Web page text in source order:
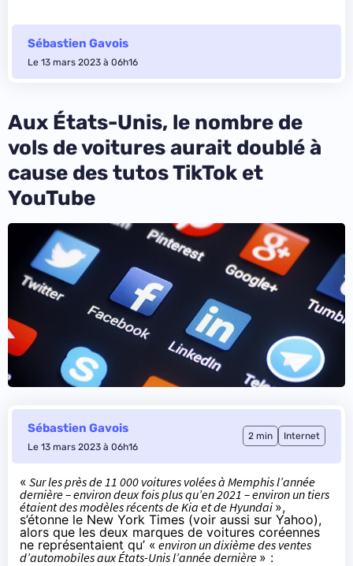
Sébastien Gavois
Le 13 mars 2023 à 06h16
Aux États-Unis, le nombre de
vols de voitures aurait doublé à
cause des tutos TikTok et
YouTube
Sébastien Gavois
Le 13 mars 2023 à 06h16
2 min Internet
« Sur les près de 11 000 voitures volées à Memphis l’année
dernière – environ deux fois plus qu’en 2021 – environ un tiers
étaient des modèles récents de Kia et de Hyundai »,
s’étonne le New York Times (voir aussi sur Yahoo),
alors que les deux marques de voitures coréennes
ne représentaient qu’ « environ un dixième des ventes
d’automobiles aux États-Unis l’année dernière » :